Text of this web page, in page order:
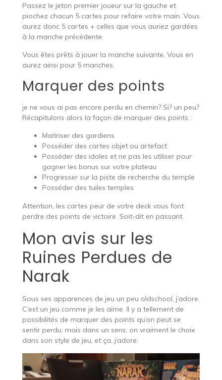
Passez le jeton premier joueur sur la gauche et
piochez chacun 5 cartes pour refaire votre main. Vous
aurez donc 5 cartes + celles que vous auriez gardées
à la manche précédente.
Vous êtes prêts à jouer la manche suivante. Vous en
aurez ainsi pour 5 manches.
Marquer des points
je ne vous ai pas encore perdu en chemin? Si? un peu?
Récapitulons alors la façon de marquer des points :
Maitriser des gardiens
Posséder des cartes objet ou artefact
Posséder des idoles et ne pas les utiliser pour
gagner les bonus sur votre plateau
Progresser sur la piste de recherche du temple
Posséder des tuiles temples
Attention, les cartes peur de votre deck vous font
perdre des points de victoire. Soit-dit en passant.
Mon avis sur les
Ruines Perdues de
Narak
Sous ses apparences de jeu un peu oldschool, j’adore.
C’est un jeu comme je les aime. Il y a tellement de
possibilités de marquer des points qu’on peut se
sentir perdu, mais dans un sens, on vraiment le choix
dans son style de jeu, et ça, j’adore.